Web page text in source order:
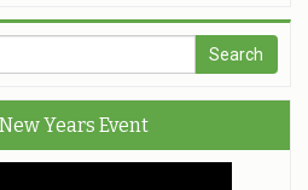
Years Event